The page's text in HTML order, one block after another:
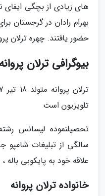
های زیادی از بچگی ایفای
بهرام رادان در گرجستان
حضور یافتند. چهره ترلان
بیوگرافی ترلان
تلویزیون است
تحصیلنموده لیسانس
سالگی از تبلیغات شامپو
علاقه خود به پایکوبی
خانواده ترلان پروانه